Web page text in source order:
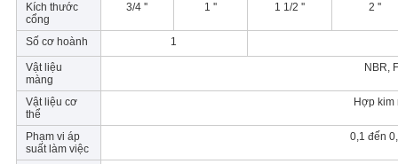
Kích thước
cổng
3/4 '' 1 '' 1 1/2 '' 2 ''
Số cơ hoành 1
Vật liệu
màng
NBR,
Vật liệu cơ
thể
Hợp kim
Phạm vi áp
suất làm việc
0,1 đến